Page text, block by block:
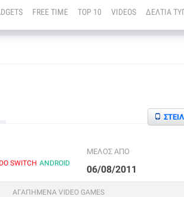
FREE TIME TOP 10 VIDEOS ΔΕΛΤΙΑ
SWITCH ANDROID
ΜΕΛΟΣ ΑΠΟ
06/08/2011
ΑΓΑΠΗΜΕΝΑ VIDEO GAMES